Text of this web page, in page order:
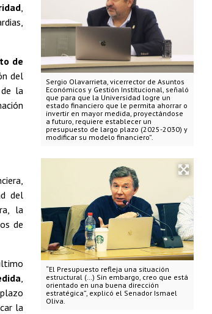
Sergio Olavarrieta, vicerrector de Asuntos
Económicos y Gestión Institucional, señaló
que para que la Universidad logre un
estado financiero que le permita ahorrar o
invertir en mayor medida, proyectándose
a futuro, requiere establecer un
presupuesto de largo plazo (2025-2030) y
modificar su modelo financiero”.
“El Presupuesto refleja una situación
estructural (…) Sin embargo, creo que está
orientado en una buena dirección
estratégica”, explicó el Senador Ismael
Oliva.
,
de
del
la
del
la
de
la